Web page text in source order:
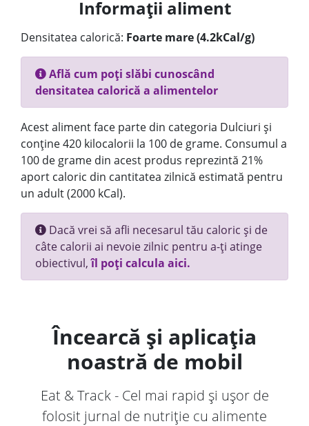
Informații aliment
Densitatea calorică: Foarte mare (4.2kCal/g)
Află cum poți slăbi cunoscând
densitatea calorică a alimentelor
Acest aliment face parte din categoria Dulciuri și
conține 420 kilocalorii la 100 de grame. Consumul a
100 de grame din acest produs reprezintă 21%
aport caloric din cantitatea zilnică estimată pentru
un adult (2000 kCal).
Dacă vrei să afli necesarul tău caloric și de
câte calorii ai nevoie zilnic pentru a-ți atinge
obiectivul,îl poți calcula aici.
Încearcă și aplicația
noastră de mobil
Eat & Track - Cel mai rapid și ușor de
folosit jurnal de nutriție cu alimente